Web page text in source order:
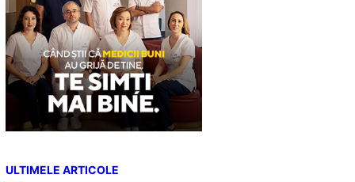
ULTIMELE ARTICOLE